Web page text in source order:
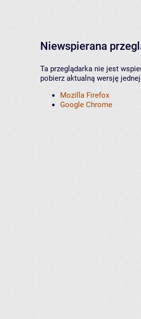
Niewspierana
Ta przeglądarka nie jest
pobierz aktualną wersję
Mozilla Firefox
Google Chrome